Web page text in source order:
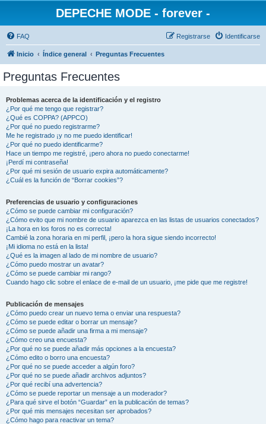
DEPECHE MODE - forever -
FAQ Identificarse
Registrarse
Inicio Índice general Preguntas Frecuentes
Preguntas Frecuentes
Problemas acerca de la identificación y el registro
¿Por qué me tengo que registrar?
¿Qué es COPPA? (APPCO)
¿Por qué no puedo registrarme?
Me he registrado ¡y no me puedo identificar!
¿Por qué no puedo identificarme?
Hace un tiempo me registré, ¡pero ahora no puedo conectarme!
¡Perdí mi contraseña!
¿Por qué mi sesión de usuario expira automáticamente?
¿Cuál es la función de “Borrar cookies”?
Preferencias de usuario y configuraciones
¿Cómo se puede cambiar mi configuración?
¿Cómo evito que mi nombre de usuario aparezca en las listas de usuarios conectados?
¡La hora en los foros no es correcta!
Cambié la zona horaria en mi perfil, ¡pero la hora sigue siendo incorrecto!
¡Mi idioma no está en la lista!
¿Qué es la imagen al lado de mi nombre de usuario?
¿Cómo puedo mostrar un avatar?
¿Cómo se puede cambiar mi rango?
Cuando hago clic sobre el enlace de e-mail de un usuario, ¡me pide que me registre!
Publicación de mensajes
¿Cómo puedo crear un nuevo tema o enviar una respuesta?
¿Cómo se puede editar o borrar un mensaje?
¿Cómo se puede añadir una firma a mi mensaje?
¿Cómo creo una encuesta?
¿Por qué no se puede añadir más opciones a la encuesta?
¿Cómo edito o borro una encuesta?
¿Por qué no se puede acceder a algún foro?
¿Por qué no se puede añadir archivos adjuntos?
¿Por qué recibí una advertencia?
¿Cómo se puede reportar un mensaje a un moderador?
¿Para qué sirve el botón “Guardar” en la publicación de temas?
¿Por qué mis mensajes necesitan ser aprobados?
¿Cómo hago para reactivar un tema?